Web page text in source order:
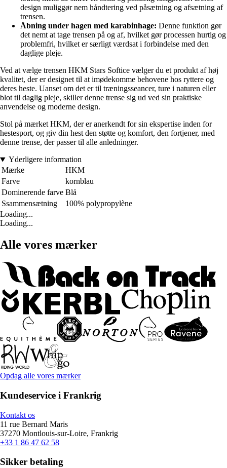
design muliggør nem håndtering ved påsætning og afsætning af
trensen.
Åbning under hagen med karabinhage: Denne funktion gør
det nemt at tage trensen på og af, hvilket gør processen hurtig og
problemfri, hvilket er særligt værdsat i forbindelse med den
daglige pleje.
Ved at vælge trensen HKM Stars Softice vælger du et produkt af høj
kvalitet, der er designet til at imødekomme behovene hos ryttere og
deres heste. Uanset om det er til træningsseancer, ture i naturen eller
blot til daglig pleje, skiller denne trense sig ud ved sin praktiske
anvendelse og moderne design.
Stol på mærket HKM, der er anerkendt for sin ekspertise inden for
hestesport, og giv din hest den støtte og komfort, den fortjener, med
denne trense, der passer til alle anledninger.
Yderligere information
Mærke
HKM
Farve
kornblau
Dominerende farve Blå
Ssammensætning
100% polypropylène
Loading...
Loading...
Alle vores mærker
Opdag alle vores mærker
Kundeservice i Frankrig
Kontakt os
11 rue Bernard Maris
37270 Montlouis-sur-Loire, Frankrig
+33 1 86 47 62 58
Sikker betaling